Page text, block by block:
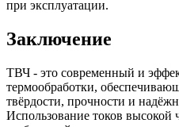
при эксплуатации.
Заключение
ТВЧ - это современный и
термообработки,
твёрдости, прочности и
Использование токов высокой